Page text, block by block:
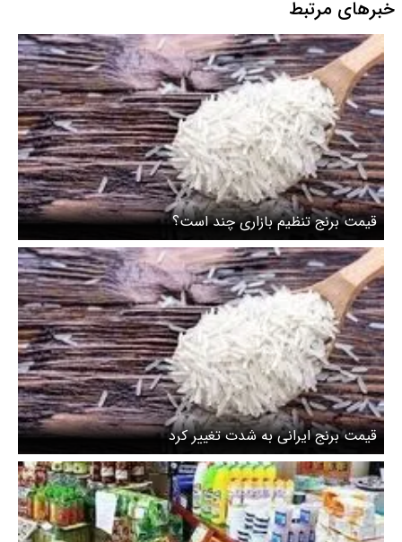
خبرهای مرتبط
قیمت برنج تنظیم بازاری چند است؟
قیمت برنج ایرانی به شدت تغییر کرد